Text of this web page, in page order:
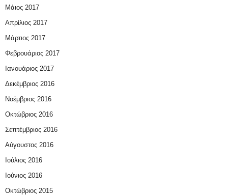
Μάιος 2017
Απρίλιος 2017
Μάρτιος 2017
Φεβρουάριος 2017
Ιανουάριος 2017
Δεκέμβριος 2016
Νοέμβριος 2016
Οκτώβριος 2016
Σεπτέμβριος 2016
Αύγουστος 2016
Ιούλιος 2016
Ιούνιος 2016
Οκτώβριος 2015